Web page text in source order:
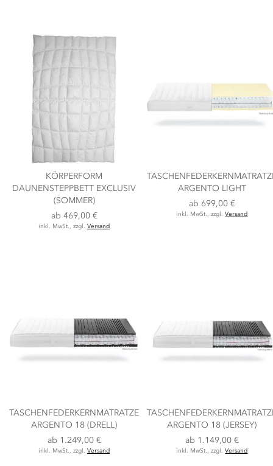
KÖRPERFORM
DAUNENSTEPPBETT EXCLUSIV
(SOMMER)
ab 469,00 €
inkl. MwSt., zzgl. Versand
ARGENTO LIGHT
ab 699,00 €
inkl. MwSt., zzgl.Versand
TASCHENFEDERKERNMATRATZE
ARGENTO 18 (DRELL)
ab 1.249,00 €
inkl. MwSt., zzgl. Versand
ARGENTO 18 (JERSEY)
ab 1.149,00 €
inkl. MwSt., zzgl.Versand